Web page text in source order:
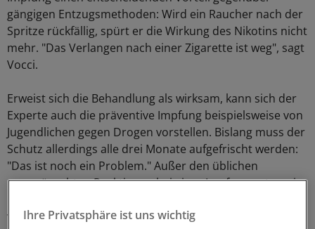
gängigen Entzugsmethoden: Wird ein Raucher nach der
Spritze rückfällig, spürt er die Wirkung des Nikotins nicht
mehr. "Das Verlangen nach einer Zigarette ist weg", sagt
Vocci.
Erweist sich die Behandlung als wirksam, kann sich der
Experte auch die präventive Impfung beispielsweise von
Jugendlichen gegen Drogen vorstellen. Bislang muss der
Schutz allerdings alle drei Monate aufgefrischt werden:
"Das ist noch ein Problem." Außer den üblichen
unerwünschten Reaktionen bei einer Impfung - etwa ein
verursache die Anti-Drogen-Spritze keine Probleme.
Ihre Privatsphäre ist uns wichtig